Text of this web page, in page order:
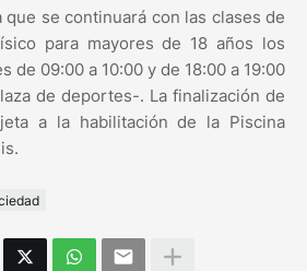
se continuará con las clases de
para mayores de 18 años los
de 09:00 a 10:00 y de 18:00 a 19:00
de deportes-. La finalización de
a la habilitación de la Piscina